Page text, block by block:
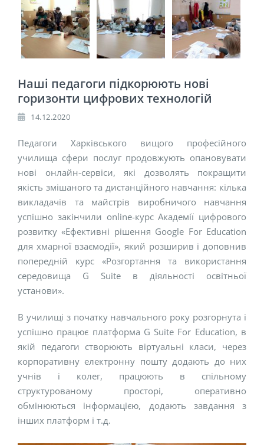
Наші педагоги підкорюють нові
горизонти цифрових технологій
14.12.2020
Педагоги Харківського вищого професійного
училища сфери послуг продовжують опановувати
нові онлайн-сервіси, які дозволять покращити
якість змішаного та дистанційного навчання: кілька
викладачів та майстрів виробничого навчання
успішно закінчили online-курс Академії цифрового
розвитку «Ефективні рішення Google For Education
для хмарної взаємодії», який розширив і доповнив
попередній курс «Розгортання та використання
середовища G Suite в діяльності освітньої
установи».
В училищі з початку навчального року розгорнута і
успішно працює платформа G Suite For Education, в
якій педагоги створюють віртуальні класи, через
корпоративну електронну пошту додають до них
учнів і колег, працюють в спільному
структурованому просторі, оперативно
обмінюються інформацією, додають завдання з
інших платформ і т.д.